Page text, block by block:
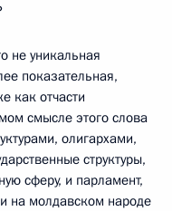
не уникальная
показательная,
как отчасти
смысле этого слова
олигархами,
структуры,
сферу, и парламент,
на молдавском народе